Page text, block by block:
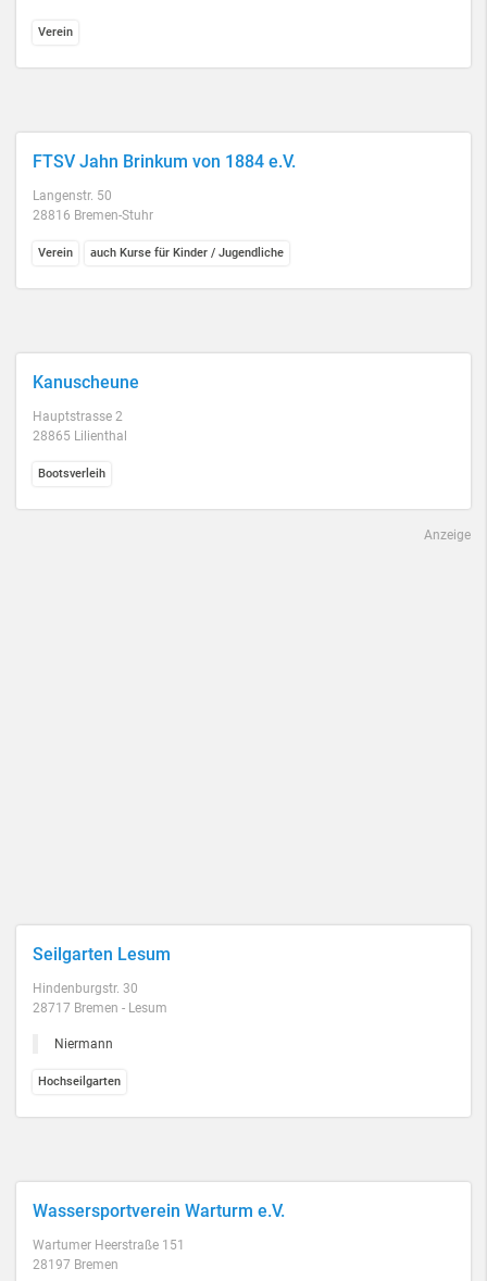
Verein
FTSV Jahn Brinkum von 1884 e.V.
Langenstr. 50
28816 Bremen-Stuhr
Verein auch Kurse für Kinder / Jugendliche
Kanuscheune
Hauptstrasse 2
28865 Lilienthal
Bootsverleih
Anzeige
Seilgarten Lesum
Hindenburgstr. 30
28717 Bremen - Lesum
Niermann
Hochseilgarten
Wassersportverein Warturm e.V.
Wartumer Heerstraße 151
28197 Bremen